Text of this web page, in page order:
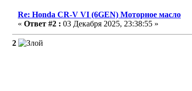
Re: Honda CR-V VI (6GEN) Моторное масло
« Ответ #2 : 03 Декабря 2025, 23:38:55 »
2